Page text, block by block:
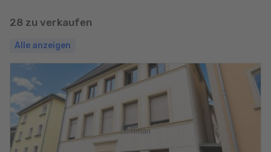
28 zu verkaufen
Alle anzeigen